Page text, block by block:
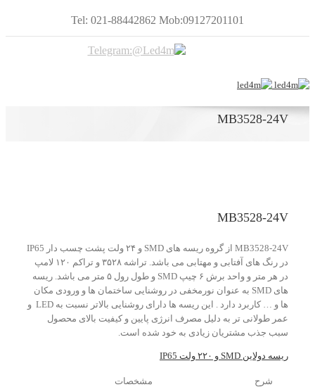
Tel: 021-88442862 Mob:09127201101
MB3528-24V
MB3528-24V
MB3528-24V از گروه ریسه های SMD و ۲۴ ولت پشت چسب دار IP65
در رنگ های آفتابی و مهتابی می باشد. تراشه ۳۵۲۸ و تراکم ۱۲۰ لامپ
در هر متر و واحد برش ۶ چیپ SMD و طول رول ۵ متر می باشد. ریسه
های SMD به عنوان نورمخفی در روشنایی ساختمان ها و ورودی مکان
ها و … کاربرد دارد . این ریسه ها دارای روشنایی بالاتر نسبت به LED و
عمر طولانی تر به دلیل مصرف انرژی پایین و کیفیت بالای محصول
سبب جذب مشتریان زیادی به خود شده است.
ریسه دولاین SMD و ۲۲۰ ولت IP65
شرح
مشخصات